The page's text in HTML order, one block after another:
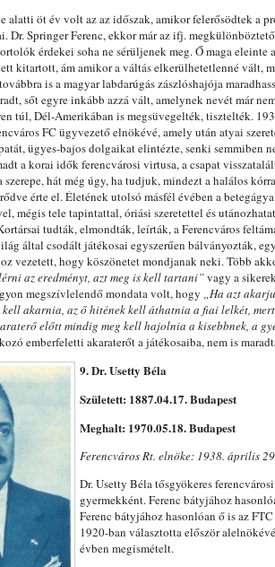
alatti öt év volt az az időszak, amikor felerősödtek a
Dr. Springer Ferenc, ekkor már az ifj.
érdekei soha ne sérüljenek meg. Ő maga eleinte
kitartott, ám amikor a váltás elkerülhetetlenné vált,
is a magyar labdarúgás zászlóshajója
sőt egyre inkább azzá vált, amelynek nevét már
túl, Dél-Amerikában is megsüvegelték, tisztelték.
FC ügyvezető elnökévé, amely után atyai
ügyes-bajos dolgaikat elintézte, senki semmiben
a korai idők ferencvárosi virtusa, a csapat
hát még úgy, ha tudjuk, mindezt a halálos
érte el. Életének utolsó másfél évében a
mégis tele tapintattal, óriási szeretettel és
tudták, elmondták, leírták, a Ferencváros
által csodált játékosai egyszerűen bálványozták,
vezetett, hogy köszönetet mondjanak neki. Több
az eredményt, azt meg is kell tartani”vagy a
megszívlelendő mondata volt, hogy „Ha azt
kell akarnia, az ő hitének kell áthatnia a fiai lelkét,
előtt mindig meg kell hajolnia a kisebbnek, a
emberfeletti akaraterőt a játékosaiba, nem is
9. Dr. Usetty Béla
Született: 1887.04.17. Budapest
Meghalt: 1970.05.18. Budapest
Ferencváros Rt. elnöke: 1938. április
Dr. Usetty Béla tősgyökeres
gyermekként. Ferenc bátyjához
Ferenc bátyjához hasonlóan ő is az
1920-ban választotta először
évben megismételt.